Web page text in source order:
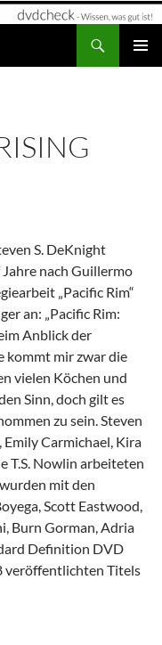
S. DeKnight
nach Guillermo
„Pacific Rim“
an: „Pacific Rim:
Anblick der
kommt mir zwar die
vielen Köchen und
Sinn, doch gilt es
zu sein. Steven
Emily Carmichael, Kira
T.S. Nowlin arbeiteten
mit den
Scott Eastwood,
Burn Gorman, Adria
Definition DVD
veröffentlichten Titels